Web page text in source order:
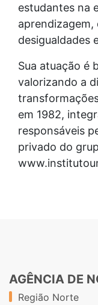
estudantes na
aprendizagem,
desigualdades
Sua atuação é
valorizando a
em 1982,
responsáveis
privado do
AGÊNCIA DE
Região Norte